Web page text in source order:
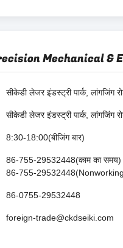
Mechanical &
सीकेडी लेजर इंडस्ट्री पार्क,
सीकेडी लेजर इंडस्ट्री पार्क,
8:30-18:00(बीजिंग बार)
86-755-29532448(काम का समय)
86-755-
86-0755-29532448
foreign-trade@ckdseiki.com